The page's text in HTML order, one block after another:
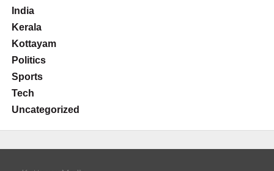
India
Kerala
Kottayam
Politics
Sports
Tech
Uncategorized